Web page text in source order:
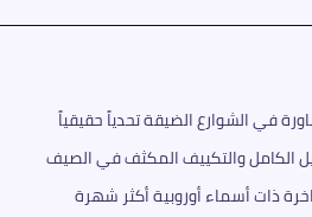
الكامل والتكييف المكثف في الصيف